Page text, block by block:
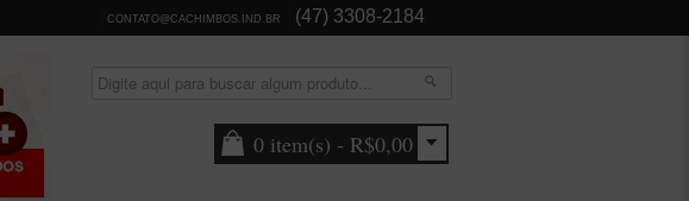
CONTATO@CACHIMBOS.IND.BR (47) 3308-2184
0 item(s) - R$0,00